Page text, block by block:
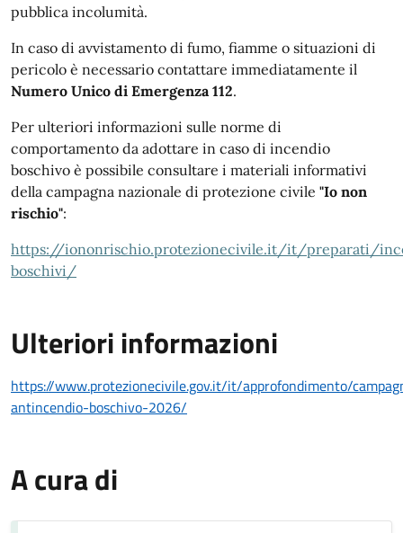
pubblica incolumità.
In caso di avvistamento di fumo, fiamme o situazioni di
pericolo è necessario contattare immediatamente il
Numero Unico di Emergenza 112.
Per ulteriori informazioni sulle norme di
comportamento da adottare in caso di incendio
boschivo è possibile consultare i materiali informativi
della campagna nazionale di protezione civile "Io non
rischio":
https://iononrischio.protezionecivile.it/it/preparati/
boschivi/
Ulteriori informazioni
https://www.protezionecivile.gov.it/it/approfondimento/
antincendio-boschivo-2026/
A cura di